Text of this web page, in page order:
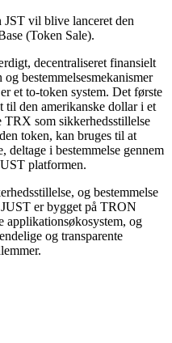
vil blive lanceret den
(Token Sale).
decentraliseret finansielt
bestemmelsesmekanismer
et to-token system. Det første
til den amerikanske dollar i et
TRX som sikkerhedsstillelse
token, kan bruges til at
deltage i bestemmelse gennem
platformen.
og bestemmelse
er bygget på TRON
applikationsøkosystem, og
og transparente